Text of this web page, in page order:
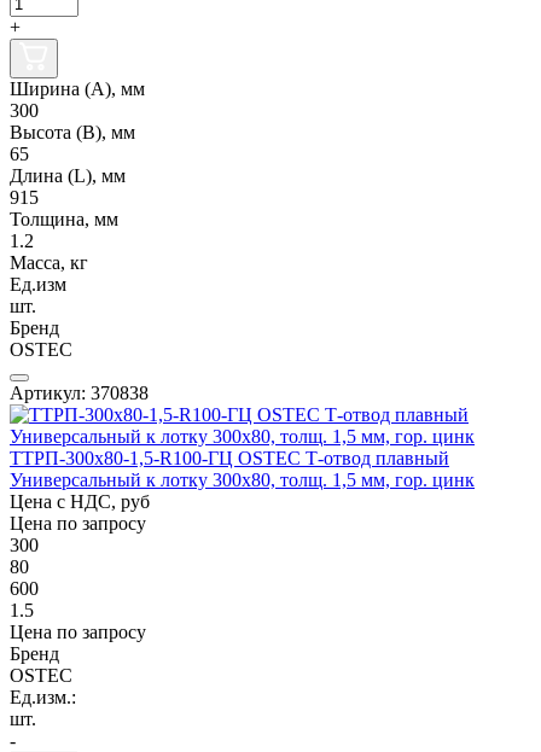
+
Ширина (А), мм
300
Высота (В), мм
65
Длина (L), мм
915
Толщина, мм
1.2
Масса, кг
Ед.изм
шт.
Бренд
OSTEC
Артикул: 370838
ТТРП-300х80-1,5-R100-ГЦ OSTEC Т-отвод плавный
Универсальный к лотку 300х80, толщ. 1,5 мм, гор. цинк
Цена с НДС, руб
Цена по запросу
300
80
600
1.5
Цена по запросу
Бренд
OSTEC
Ед.изм.:
шт.
-